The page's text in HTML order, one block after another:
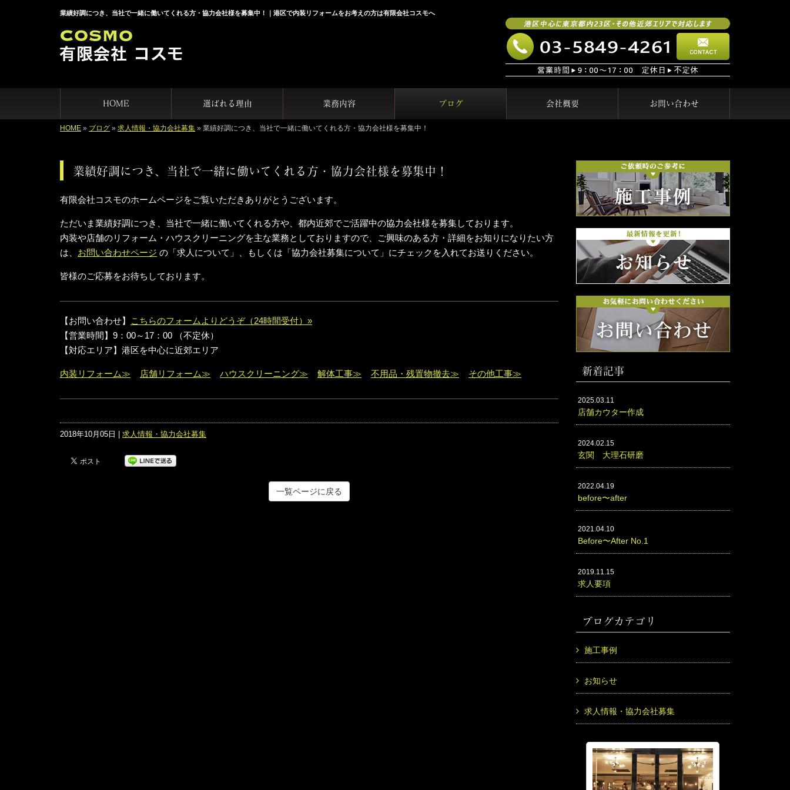
業績好調につき、当社で一緒に働いてくれる方・協力会社様を募集中！｜港区で内装リフォームをお考えの方は有限会社コスモへ
HOME 選ばれる理由 業務内容 ブログ 会社概要 お問い合わせ
HOME » ブログ » 求人情報・協力会社募集 » 業績好調につき、当社で一緒に働いてくれる方・協力会社様を募集中！
業績好調につき、当社で一緒に働いてくれる方・協力会社様を募集中！
有限会社コスモのホームページをご覧いただきありがとうございます。
ただいま業績好調につき、当社で一緒に働いてくれる方や、都内近郊でご活躍中の協力会社様を募集しております。
内装や店舗のリフォーム・ハウスクリーニングを主な業務としておりますので、ご興味のある方・詳細をお知りになりたい方
は、 お問い合わせページ の「求人について」、もしくは「協力会社募集について」にチェックを入れてお送りください。
皆様のご応募をお待ちしております。
【お問い合わせ】
こちらのフォームよりどうぞ（24時間受付）»
【営業時間】9：00～17：00 （不定休）
【対応エリア】港区を中心に近郊エリア
内装リフォーム≫ 店舗リフォーム≫ ハウスクリーニング≫ 解体工事≫ 不用品・残置物撤去≫ その他工事≫
2018年10月05日 | 求人情報・協力会社募集
一覧ページに戻る
新着記事
2025.03.11
店舗カウター作成
2024.02.15
玄関 大理石研磨
2022.04.19
before〜after
2021.04.10
Before〜After No.1
2019.11.15
求人要項
ブログカテゴリ
施工事例
お知らせ
求人情報・協力会社募集